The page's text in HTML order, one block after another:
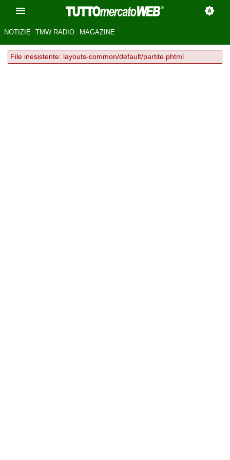
NOTIZIE TMW RADIO MAGAZINE
File inesistente: layouts-common/default/partite.phtml